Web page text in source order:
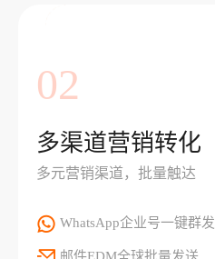
02
多渠道营销转化
多元营销渠道，批量触达
WhatsApp企业号一键群发
邮件EDM全球批量发送